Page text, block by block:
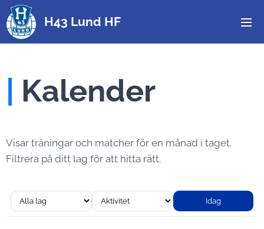
H43 Lund HF
Kalender
Visar träningar och matcher för en månad i taget.
Filtrera på ditt lag för att hitta rätt.
Idag